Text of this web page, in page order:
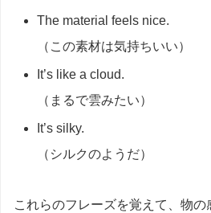
The material feels nice.
（この素材は気持ちいい）
It’s like a cloud.
（まるで雲みたい）
It’s silky.
（シルクのようだ）
これらのフレーズを覚えて、物の